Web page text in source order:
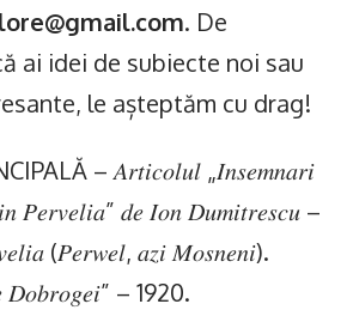
. De
ai idei de subiecte noi sau
le așteptăm cu drag!
– 𝐴𝑟𝑡𝑖𝑐𝑜𝑙𝑢𝑙 „𝐼𝑛𝑠𝑒𝑚𝑛𝑎𝑟𝑖
𝑃𝑒𝑟𝑣𝑒𝑙𝑖𝑎” 𝑑𝑒 𝐼𝑜𝑛 𝐷𝑢𝑚𝑖𝑡𝑟𝑒𝑠𝑐𝑢 –
(𝑃𝑒𝑟𝑤𝑒𝑙, 𝑎𝑧𝑖 𝑀𝑜𝑠𝑛𝑒𝑛𝑖).
𝐷𝑜𝑏𝑟𝑜𝑔𝑒𝑖” – 1920.